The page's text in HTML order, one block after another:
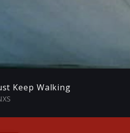
Keep Walking